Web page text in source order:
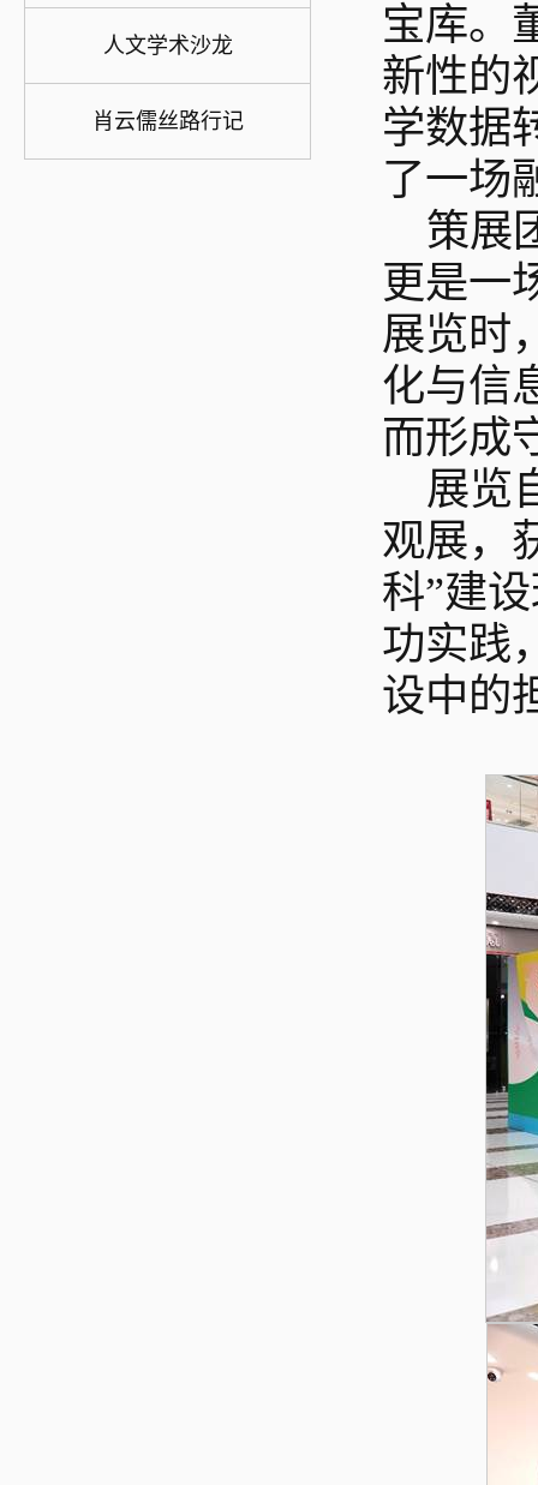
人文学术沙龙
肖云儒丝路行记
宝库。
新性的
学数据
了一场
策展
更是一
展览时
化与信
而形成
展览
观展，
科”建
功实践
设中的